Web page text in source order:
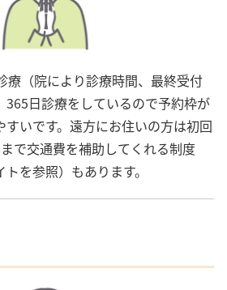
療（院により診療時間、最終受付
365日診療をしているので予約枠が
いです。遠方にお住いの方は初回
で交通費を補助してくれる制度
トを参照）もあります。